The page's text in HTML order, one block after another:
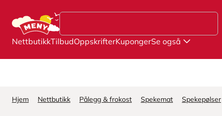
NettbutikkTilbudOppskrifterKupongerSe også
Hjem Nettbutikk Pålegg & frokost Spekemat Spekepølser